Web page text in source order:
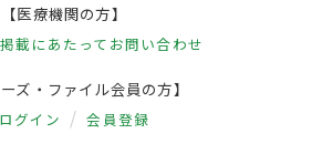
【医療機関の方】
載にあたって お問い合わせ
ーズ・ファイル会員の方】
ログイン 会員登録